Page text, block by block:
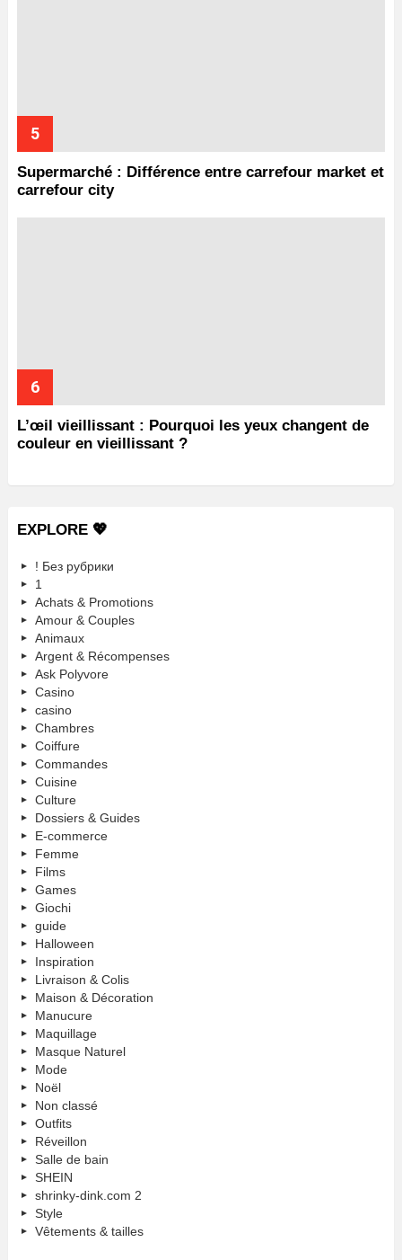
Supermarché : Différence entre carrefour market et
carrefour city
L’œil vieillissant : Pourquoi les yeux changent de
couleur en vieillissant ?
EXPLORE 💖
! Без рубрики
1
Achats & Promotions
Amour & Couples
Animaux
Argent & Récompenses
Ask Polyvore
Casino
casino
Chambres
Coiffure
Commandes
Cuisine
Culture
Dossiers & Guides
E-commerce
Femme
Films
Games
Giochi
guide
Halloween
Inspiration
Livraison & Colis
Maison & Décoration
Manucure
Maquillage
Masque Naturel
Mode
Noël
Non classé
Outfits
Réveillon
Salle de bain
SHEIN
shrinky-dink.com 2
Style
Vêtements & tailles